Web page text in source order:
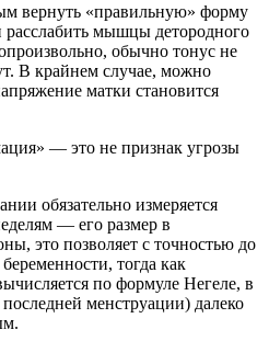
вернуть «правильную» форму
мышцы детородного
обычно тонус не
В крайнем случае, можно
матки становится
— это не признак угрозы
обязательно измеряется
— его размер в
это позволяет с точностью до
тогда как
по формуле Негеле, в
менструации) далеко